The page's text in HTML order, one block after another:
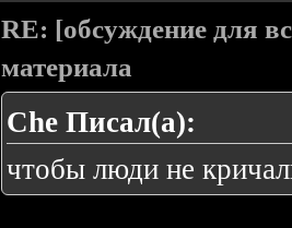
RE: [обсуждение для
материала
Che Писал(а):
чтобы люди не